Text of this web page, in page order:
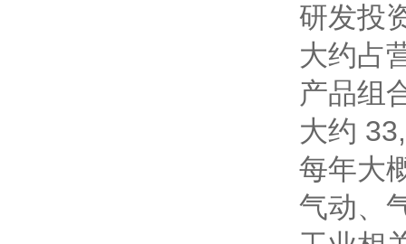
研发投
大约占
产品组
大约
每年大
气动、